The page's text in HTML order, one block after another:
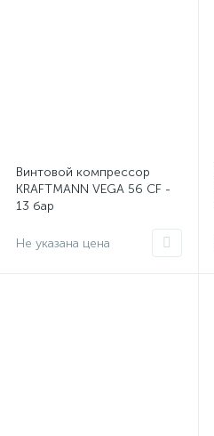
Винтовой компрессор
KRAFTMANN VEGA 56 CF -
13 бар
Не указана цена